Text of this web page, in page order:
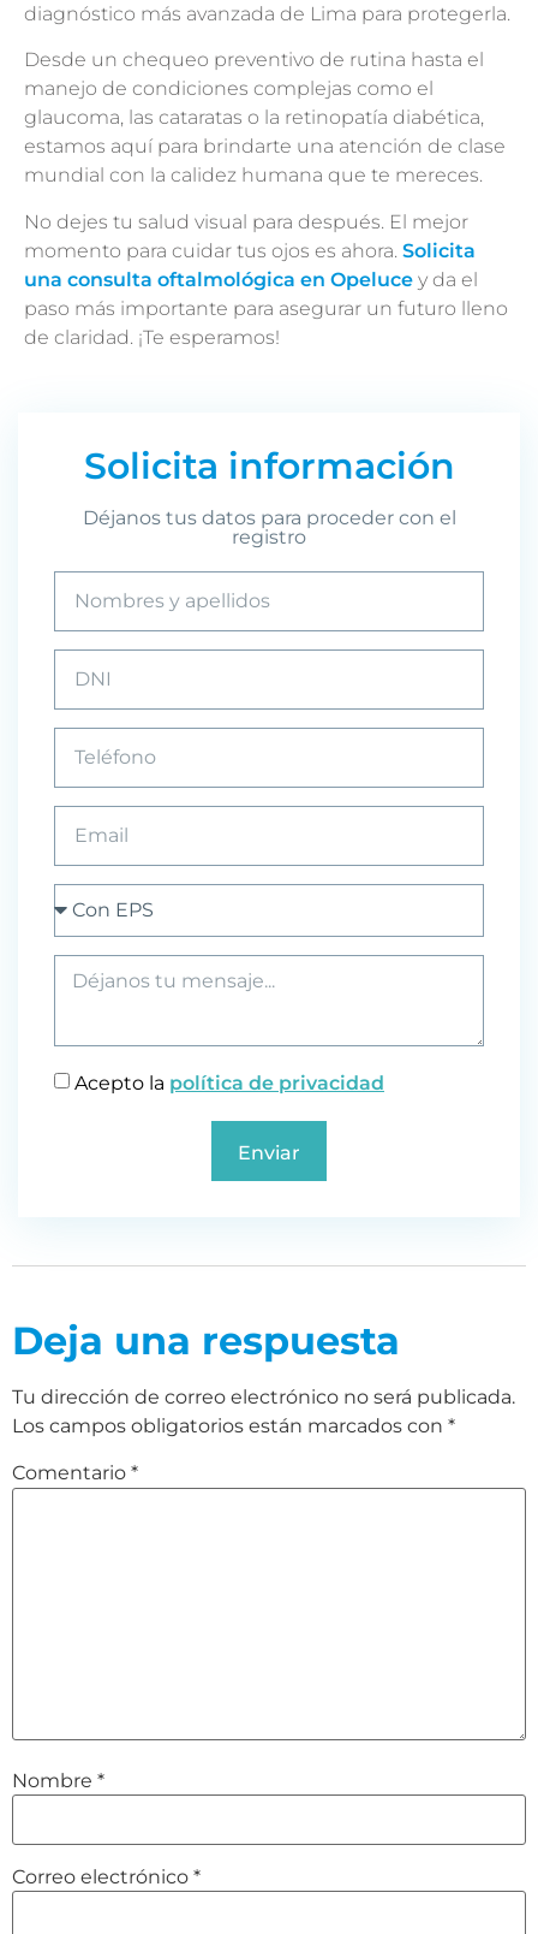
diagnóstico más avanzada de Lima para protegerla.
Desde un chequeo preventivo de rutina hasta el
manejo de condiciones complejas como el
glaucoma, las cataratas o la retinopatía diabética,
estamos aquí para brindarte una atención de clase
mundial con la calidez humana que te mereces.
No dejes tu salud visual para después. El mejor
momento para cuidar tus ojos es ahora. Solicita
una consulta oftalmológica en Opeluce y da el
paso más importante para asegurar un futuro lleno
de claridad. ¡Te esperamos!
Solicita información
Déjanos tus datos para proceder con el
registro
Acepto la política de privacidad
Enviar
Deja una respuesta
Tu dirección de correo electrónico no será publicada.
Los campos obligatorios están marcados con *
Comentario *
Nombre *
Correo electrónico *